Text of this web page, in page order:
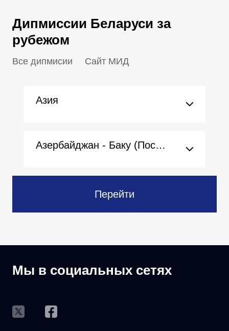
Дипмиссии Беларуси за
рубежом
Все дипмисии Сайт МИД
Азия
Азербайджан - Баку (Посольство)
Перейти
Мы в социальных сетях